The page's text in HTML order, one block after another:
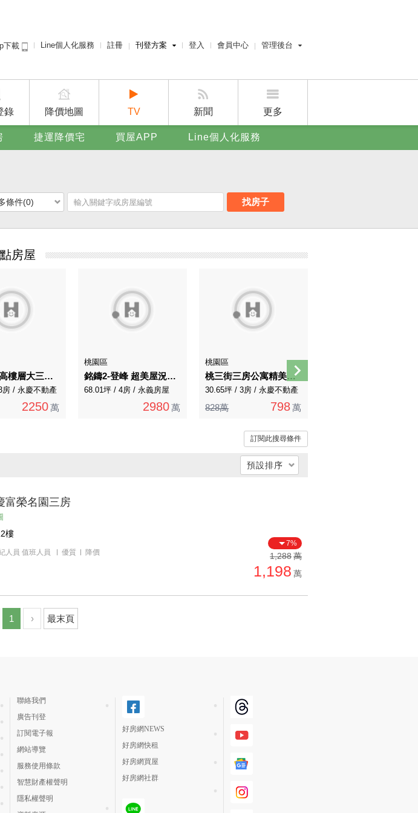
下載 Line個人化服務 註冊 刊登方案
賣屋刊登
廣告刊登
登入 會員中心 管理後台
屋主管理後台
錄 降價地圖 TV 新聞 更多
賣屋刊登
捷運降價宅 買屋APP Line個人化服務
條件(0) 找房子
房屋
經國City高樓層大三房車.雙衛浴開窗
房 / 永慶不動產
2250 萬
桃園區
銘鑄2-登峰 超美屋況邊間雙主臥4房雙車
68.01坪 / 4房 / 永義房屋
2980 萬
桃園區
桃三街三房公寓精美裝潢低總價近青溪國中
30.65坪 / 3房 / 永慶不動產
828萬 798 萬
訂閱此搜尋條件
預設排序
單價高 → 低
降價幅度高 → 低
富榮名園三房
樓
人員 值班人員 優質 降價
7%
1,288萬
1,198 萬
1 › 最末頁
聯絡我們
廣告刊登
訂閱電子報
網站導覽
服務使用條款
智慧財產權聲明
隱私權聲明
好房網NEWS
好房網快租
好房網買屋
好房網社群